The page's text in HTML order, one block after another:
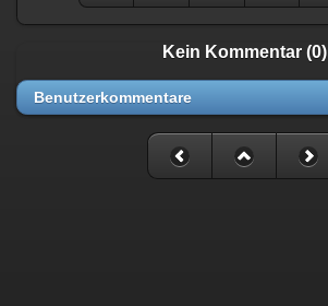
Kein Kommentar (0)
Benutzerkommentare